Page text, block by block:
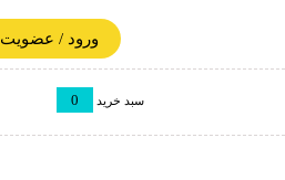
ورود / عضویت
سبد خرید 0